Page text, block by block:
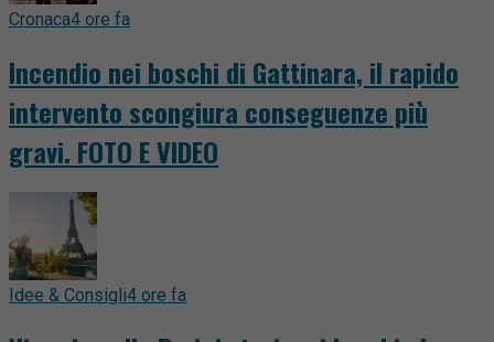
Cronaca4 ore fa
Incendio nei boschi di Gattinara, il rapido
intervento scongiura conseguenze più
gravi. FOTO E VIDEO
Idee & Consigli4 ore fa